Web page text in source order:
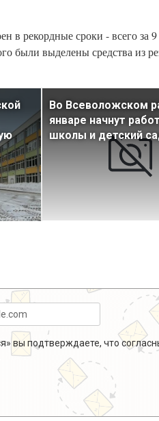
рекордные сроки - всего за
выделены средства из
Во Всеволожском
январе начнут
школы и детский
вы подтверждаете, что